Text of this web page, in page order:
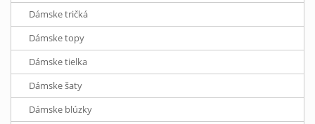
Dámske tričká
Dámske topy
Dámske tielka
Dámske šaty
Dámske blúzky